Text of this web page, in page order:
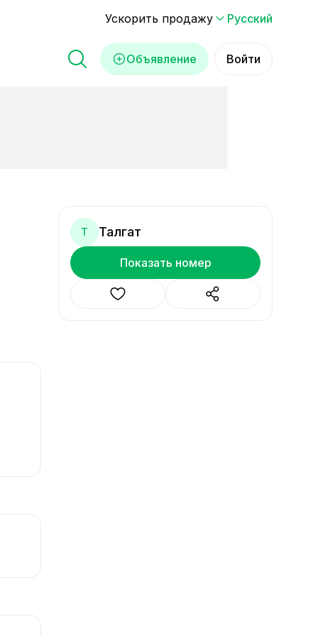
Ускорить продажу Русский
Объявление Войти
Т Талгат
Показать номер